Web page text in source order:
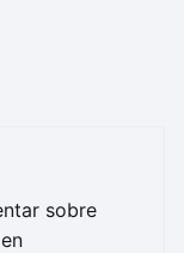
sobre